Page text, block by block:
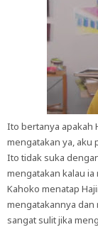
Ito bertanya apakah
mengatakan ya, aku
Ito tidak suka
mengatakan kalau
Kahoko menatap
mengatakannya dan
sangat sulit jika